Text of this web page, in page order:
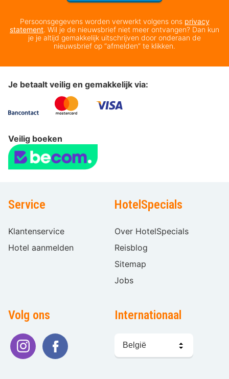
Persoonsgegevens worden verwerkt volgens ons privacy
statement. Wil je de nieuwsbrief niet meer ontvangen? Dan kun
je je altijd gemakkelijk uitschrijven door onderaan de
nieuwsbrief op “afmelden” te klikken.
Je betaalt veilig en gemakkelijk via:
Veilig boeken
Service
Klantenservice
Hotel aanmelden
HotelSpecials
Over HotelSpecials
Reisblog
Sitemap
Jobs
Volg ons Internationaal
kiezen